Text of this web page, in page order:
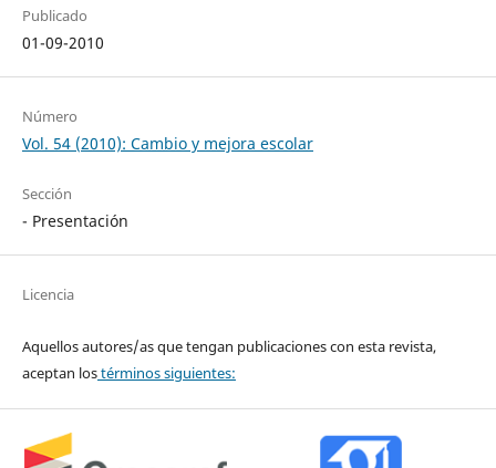
Publicado
01-09-2010
Número
Vol. 54 (2010): Cambio y mejora escolar
Sección
- Presentación
Licencia
Aquellos autores/as que tengan publicaciones con esta revista,
aceptan lostérminos siguientes: